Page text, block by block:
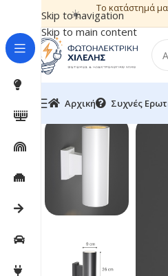
Skip to navigation
Skip to main content
☀️ Το κατάστημά
Αρχική Συχνές